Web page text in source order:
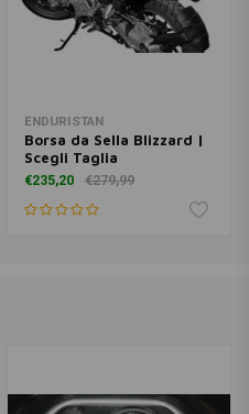
ENDURISTAN
Borsa da Sella Blizzard |
Scegli Taglia
€235,20 €279,99